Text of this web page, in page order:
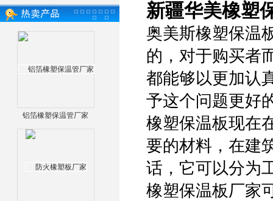
铝箔橡塑保温管厂家
新疆华美橡塑
奥美斯橡塑保温
的，对于购买者
都能够以更加认
予这个问题更好
橡塑保温板现在
要的材料，在建
话，它可以分为
橡塑保温板厂家